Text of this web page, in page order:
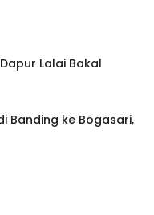
Lalai Bakal
Banding ke Bogasari,